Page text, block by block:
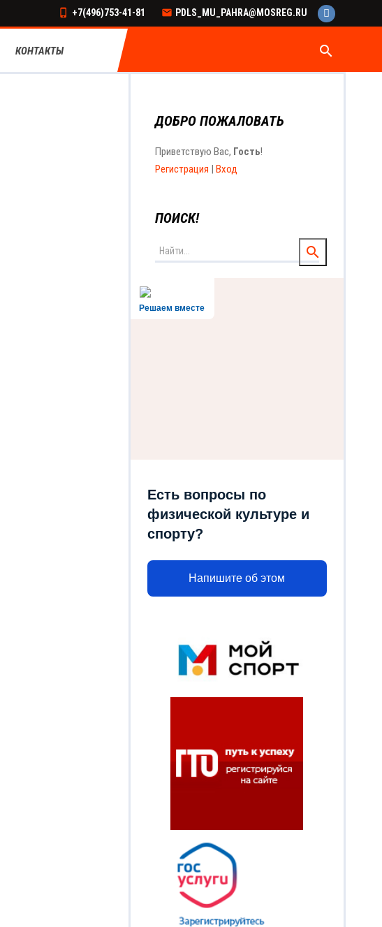
+7(496)753-41-81 PDLS_MU_PAHRA@MOSREG.RU
КОНТАКТЫ search
ДОБРО ПОЖАЛОВАТЬ
Приветствую Вас, Гость!
Регистрация | Вход
ПОИСК!
Решаем вместе
Есть вопросы по
физической культуре и
спорту?
Напишите об этом